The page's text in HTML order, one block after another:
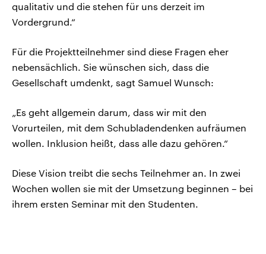
qualitativ und die stehen für uns derzeit im
Vordergrund.“
Für die Projektteilnehmer sind diese Fragen eher
nebensächlich. Sie wünschen sich, dass die
Gesellschaft umdenkt, sagt Samuel Wunsch:
„Es geht allgemein darum, dass wir mit den
Vorurteilen, mit dem Schubladendenken aufräumen
wollen. Inklusion heißt, dass alle dazu gehören.“
Diese Vision treibt die sechs Teilnehmer an. In zwei
Wochen wollen sie mit der Umsetzung beginnen – bei
ihrem ersten Seminar mit den Studenten.